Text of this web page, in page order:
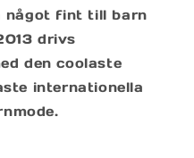
något fint till barn
drivs
den coolaste
internationella